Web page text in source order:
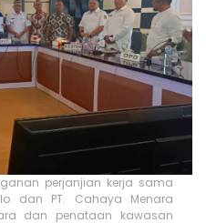
perjanjian kerja sama
dan PT. Cahaya Menara
dan penataan kawasan